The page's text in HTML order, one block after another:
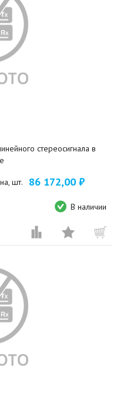
стереосигнала в
шт. 86 172,00 ₽
В наличии